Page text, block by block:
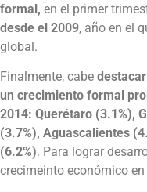
formal, en el primer
desde el 2009, año en el
global.
Finalmente, cabe
un crecimiento formal
2014: Querétaro (3.1%),
(3.7%), Aguascalientes
(6.2%). Para lograr
crecimeinto económico